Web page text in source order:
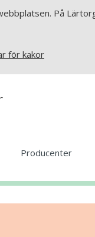
På
för kakor
Producenter